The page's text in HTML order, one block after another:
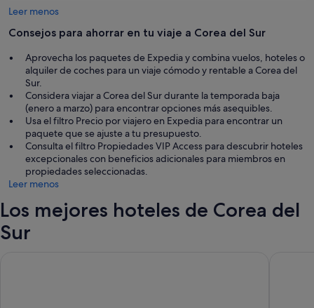
Leer menos
Consejos para ahorrar en tu viaje a Corea del Sur
Aprovecha los paquetes de Expedia y combina vuelos, hoteles o
alquiler de coches para un viaje cómodo y rentable a Corea del
Sur.
Considera viajar a Corea del Sur durante la temporada baja
(enero a marzo) para encontrar opciones más asequibles.
Usa el filtro Precio por viajero en Expedia para encontrar un
paquete que se ajuste a tu presupuesto.
Consulta el filtro Propiedades VIP Access para descubrir hoteles
excepcionales con beneficios adicionales para miembros en
propiedades seleccionadas.
Leer menos
Los mejores hoteles de Corea del
Sur